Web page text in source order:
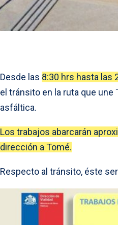
Desde las 8:30 hrs hasta las
el tránsito en la ruta que
asfáltica.
Los trabajos abarcarán
dirección a Tomé.
Respecto al tránsito, éste